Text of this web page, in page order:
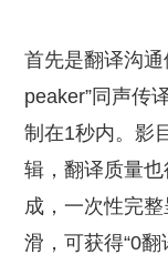
首先是翻译沟
peaker”同声传
制在1秒内。影
辑，翻译质量
成，一次性完
滑，可获得“0翻